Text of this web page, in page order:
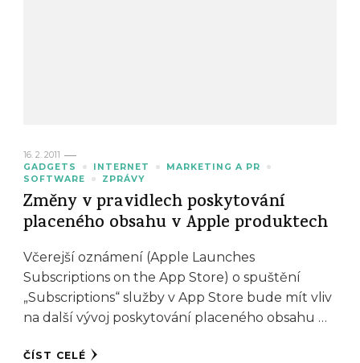
16. 2. 2011
GADGETS
INTERNET
MARKETING A PR
SOFTWARE
ZPRÁVY
Změny v pravidlech poskytování
placeného obsahu v Apple produktech
Včerejší oznámení (Apple Launches
Subscriptions on the App Store) o spuštění
„Subscriptions“ služby v App Store bude mít vliv
na další vývoj poskytování placeného obsahu …
ČÍST CELÉ